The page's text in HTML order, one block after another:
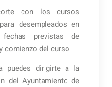
con los cursos
desempleados en
previstas de
comienzo del curso
puedes dirigirte a la
del Ayuntamiento de